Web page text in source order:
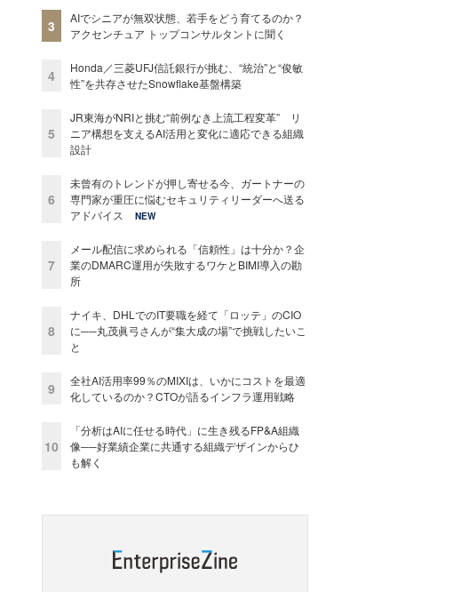
3
AIでシニアが無双状態、若手をどう育てるのか？
アクセンチュア トップコンサルタントに聞く
4
Honda／三菱UFJ信託銀行が挑む、“統治”と“俊敏
性”を共存させたSnowflake基盤構築
5
JR東海がNRIと挑む“前例なき上流工程変革” リ
ニア構想を支えるAI活用と変化に適応できる組織
設計
6
未曾有のトレンドが押し寄せる今、ガートナーの
専門家が重圧に悩むセキュリティリーダーへ送る
アドバイス
NEW
7
メール配信に求められる「信頼性」は十分か？企
業のDMARC運用が失敗するワケとBIMI導入の勘
所
8
ナイキ、DHLでのIT要職を経て「ロッテ」のCIO
に──丸茂眞弓さんが“集大成の場”で挑戦したいこ
と
9
全社AI活用率99％のMIXIは、いかにコストを最適
化しているのか？CTOが語るインフラ運用戦略
10
「分析はAIに任せる時代」に生き残るFP&A組織
像──好業績企業に共通する組織デザインからひ
も解く